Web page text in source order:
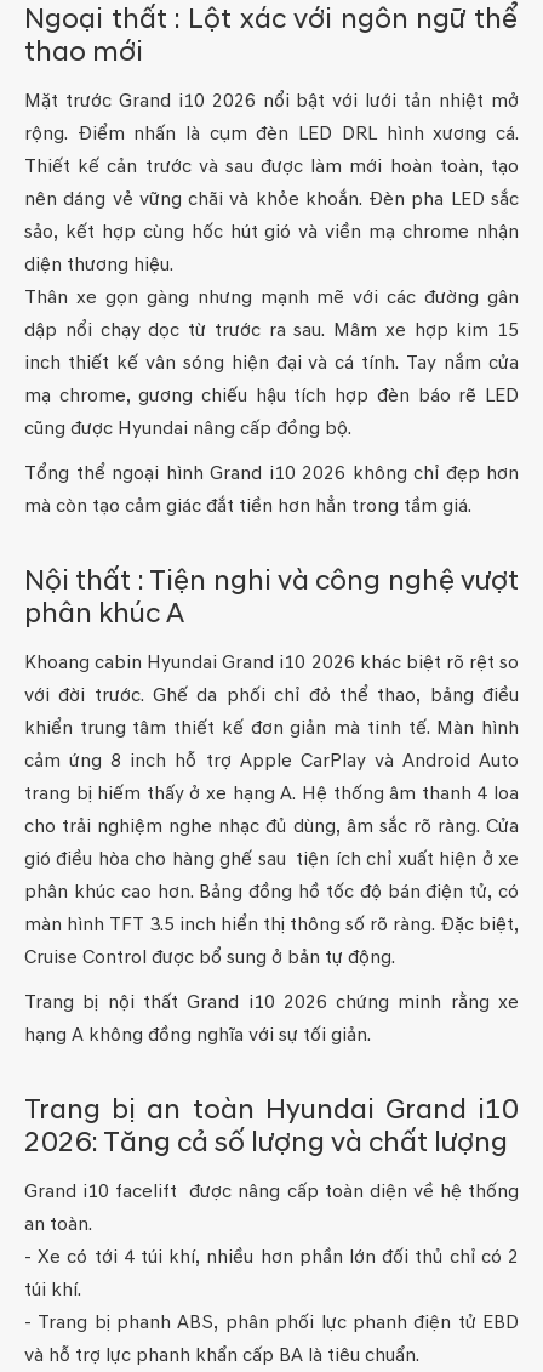
Ngoại thất : Lột xác với ngôn ngữ thể
thao mới
Mặt trước Grand i10 2026 nổi bật với lưới tản nhiệt mở
rộng. Điểm nhấn là cụm đèn LED DRL hình xương cá.
Thiết kế cản trước và sau được làm mới hoàn toàn, tạo
nên dáng vẻ vững chãi và khỏe khoắn. Đèn pha LED sắc
sảo, kết hợp cùng hốc hút gió và viền mạ chrome nhận
diện thương hiệu.
Thân xe gọn gàng nhưng mạnh mẽ với các đường gân
dập nổi chạy dọc từ trước ra sau. Mâm xe hợp kim 15
inch thiết kế vân sóng hiện đại và cá tính. Tay nắm cửa
mạ chrome, gương chiếu hậu tích hợp đèn báo rẽ LED
cũng được Hyundai nâng cấp đồng bộ.
Tổng thể ngoại hình Grand i10 2026 không chỉ đẹp hơn
mà còn tạo cảm giác đắt tiền hơn hẳn trong tầm giá.
Nội thất : Tiện nghi và công nghệ vượt
phân khúc A
Khoang cabin Hyundai Grand i10 2026 khác biệt rõ rệt so
với đời trước. Ghế da phối chỉ đỏ thể thao, bảng điều
khiển trung tâm thiết kế đơn giản mà tinh tế. Màn hình
cảm ứng 8 inch hỗ trợ Apple CarPlay và Android Auto
trang bị hiếm thấy ở xe hạng A. Hệ thống âm thanh 4 loa
cho trải nghiệm nghe nhạc đủ dùng, âm sắc rõ ràng. Cửa
gió điều hòa cho hàng ghế sau tiện ích chỉ xuất hiện ở xe
phân khúc cao hơn. Bảng đồng hồ tốc độ bán điện tử, có
màn hình TFT 3.5 inch hiển thị thông số rõ ràng. Đặc biệt,
Cruise Control được bổ sung ở bản tự động.
Trang bị nội thất Grand i10 2026 chứng minh rằng xe
hạng A không đồng nghĩa với sự tối giản.
Trang bị an toàn Hyundai Grand i10
2026: Tăng cả số lượng và chất lượng
Grand i10 facelift được nâng cấp toàn diện về hệ thống
an toàn.
- Xe có tới 4 túi khí, nhiều hơn phần lớn đối thủ chỉ có 2
túi khí.
- Trang bị phanh ABS, phân phối lực phanh điện tử EBD
và hỗ trợ lực phanh khẩn cấp BA là tiêu chuẩn.